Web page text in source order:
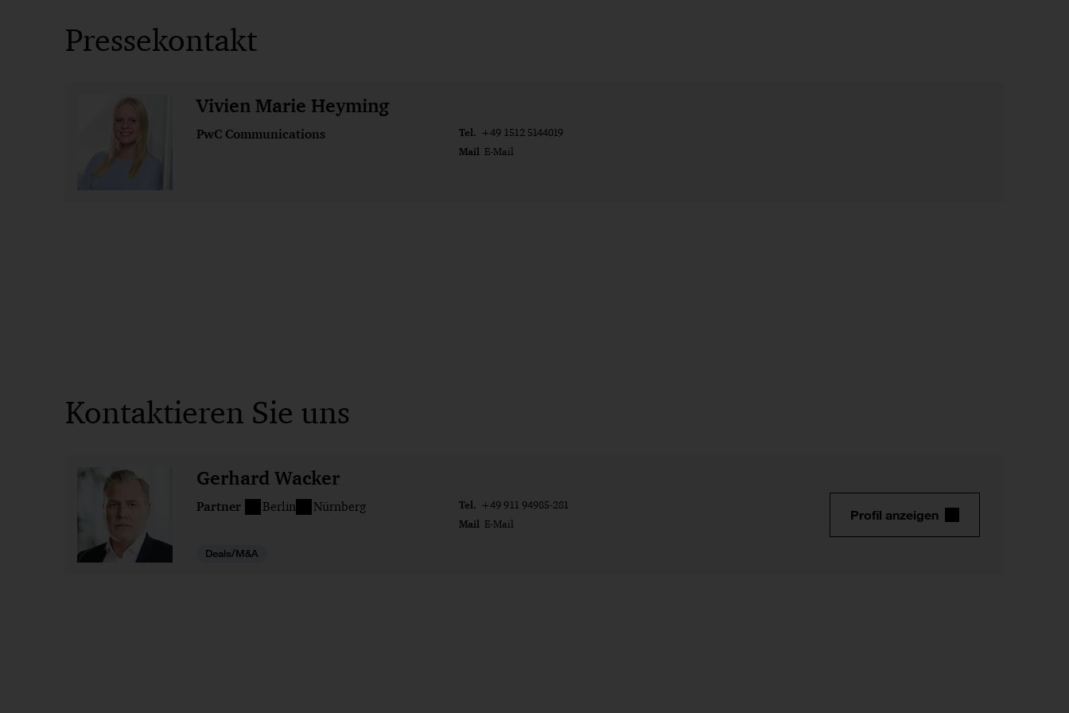
Pressekontakt
Vivien Marie Heyming
PwC Communications Tel. +49 1512 5144019
Mail E-Mail
Kontaktieren Sie uns
Gerhard Wacker
Partner Berlin Nürnberg Tel. +49 911 94985-281
Mail E-Mail
Deals/M&A
Profil anzeigen